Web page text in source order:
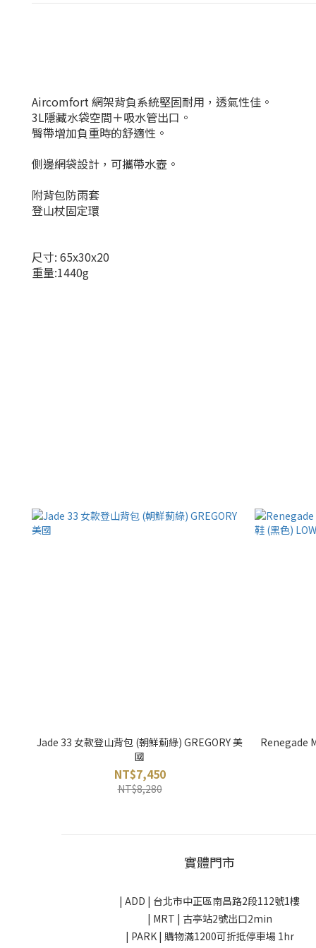
Aircomfort 網架背負系統堅固耐用，透氣性佳 。
3L隱藏水袋空間＋吸水管出口。
臀帶增加負重時的舒適性。
側邊網袋設計，可攜帶水壺。
附背包防雨套
登山杖固定環
尺寸: 65x30x20
重量:1440g
Jade 33 女款登山背包 (朝鮮薊綠) GREGORY 美
國
NT$7,450
NT$8,280
Renegade
實體門市
| ADD | 台北市中正區南昌路2段112號1樓
| MRT | 古亭站2號出口2min
| PARK | 購物滿1200可折抵停車場 1hr